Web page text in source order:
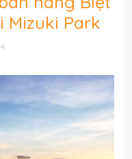
Mizuki Park